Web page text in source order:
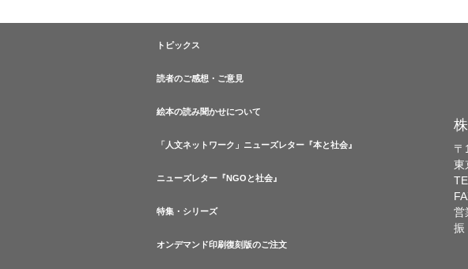
トピックス
読者のご感想・ご意見
絵本の読み聞かせについて
「人文ネットワーク」ニューズレター『本と社会』
ニューズレター『NGOと社会』
特集・シリーズ
オンデマンド印刷復刻版のご注文
〒
東
営